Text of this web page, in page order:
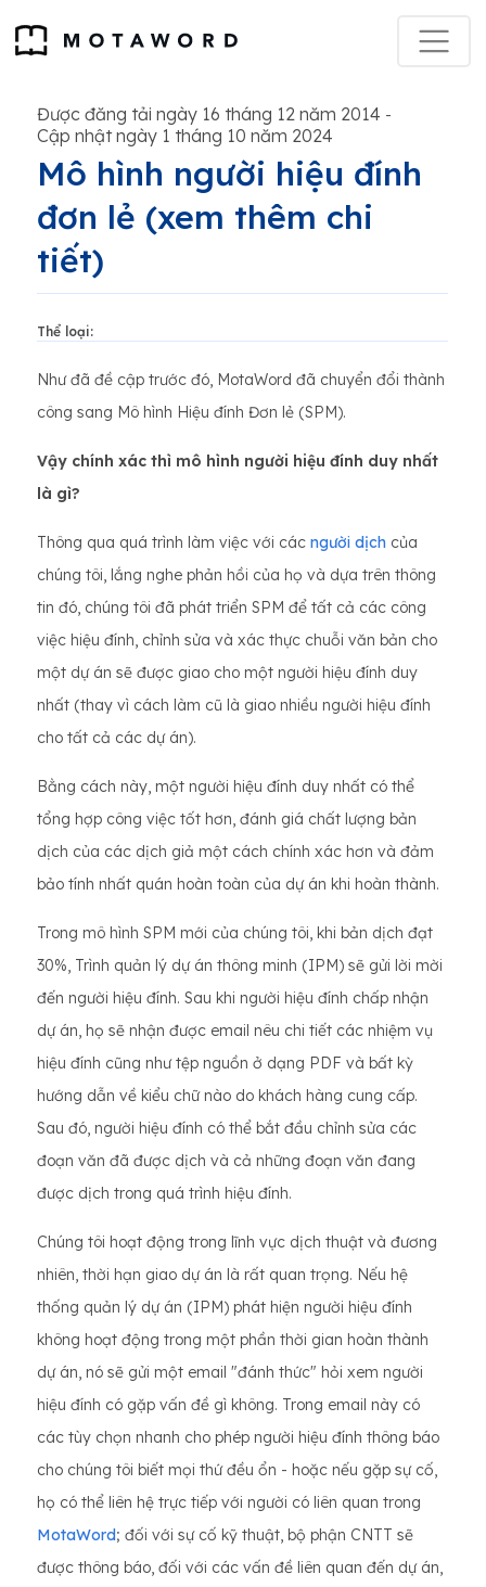
Được đăng tải ngày 16 tháng 12 năm 2014 -
Cập nhật ngày 1 tháng 10 năm 2024
Mô hình người hiệu đính
đơn lẻ (xem thêm chi
tiết)
Thể loại:
Như đã đề cập trước đó, MotaWord đã chuyển đổi thành
công sang Mô hình Hiệu đính Đơn lẻ (SPM).
Vậy chính xác thì mô hình người hiệu đính duy nhất
là gì?
Thông qua quá trình làm việc với các người dịch của
chúng tôi, lắng nghe phản hồi của họ và dựa trên thông
tin đó, chúng tôi đã phát triển SPM để tất cả các công
việc hiệu đính, chỉnh sửa và xác thực chuỗi văn bản cho
một dự án sẽ được giao cho một người hiệu đính duy
nhất (thay vì cách làm cũ là giao nhiều người hiệu đính
cho tất cả các dự án).
Bằng cách này, một người hiệu đính duy nhất có thể
tổng hợp công việc tốt hơn, đánh giá chất lượng bản
dịch của các dịch giả một cách chính xác hơn và đảm
bảo tính nhất quán hoàn toàn của dự án khi hoàn thành.
Trong mô hình SPM mới của chúng tôi, khi bản dịch đạt
30%, Trình quản lý dự án thông minh (IPM) sẽ gửi lời mời
đến người hiệu đính. Sau khi người hiệu đính chấp nhận
dự án, họ sẽ nhận được email nêu chi tiết các nhiệm vụ
hiệu đính cũng như tệp nguồn ở dạng PDF và bất kỳ
hướng dẫn về kiểu chữ nào do khách hàng cung cấp.
Sau đó, người hiệu đính có thể bắt đầu chỉnh sửa các
đoạn văn đã được dịch và cả những đoạn văn đang
được dịch trong quá trình hiệu đính.
Chúng tôi hoạt động trong lĩnh vực dịch thuật và đương
nhiên, thời hạn giao dự án là rất quan trọng. Nếu hệ
thống quản lý dự án (IPM) phát hiện người hiệu đính
không hoạt động trong một phần thời gian hoàn thành
dự án, nó sẽ gửi một email "đánh thức" hỏi xem người
hiệu đính có gặp vấn đề gì không. Trong email này có
các tùy chọn nhanh cho phép người hiệu đính thông báo
cho chúng tôi biết mọi thứ đều ổn - hoặc nếu gặp sự cố,
họ có thể liên hệ trực tiếp với người có liên quan trong
MotaWord; đối với sự cố kỹ thuật, bộ phận CNTT sẽ
được thông báo, đối với các vấn đề liên quan đến dự án,